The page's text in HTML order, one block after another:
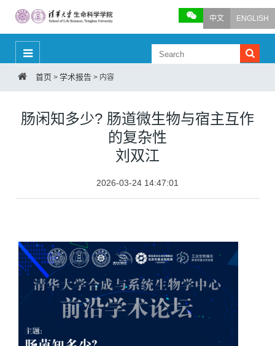
中文 ENGLISH
首页 > 学术报告 > 内容
肠闲知多少? 肠道微生物与宿主互作
的复杂性
刘双江
2026-03-24 14:47:01